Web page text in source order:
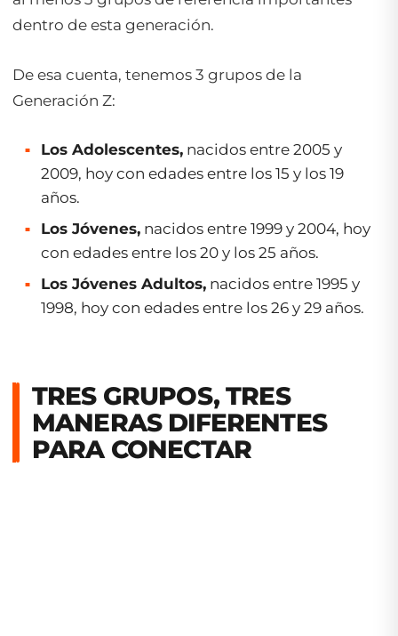
dentro de esta generación.
De esa cuenta, tenemos 3 grupos de la
Generación Z:
Los Adolescentes, nacidos entre 2005 y
2009, hoy con edades entre los 15 y los 19
años.
Los Jóvenes, nacidos entre 1999 y 2004, hoy
con edades entre los 20 y los 25 años.
Los Jóvenes Adultos, nacidos entre 1995 y
1998, hoy con edades entre los 26 y 29 años.
TRES GRUPOS, TRES
MANERAS DIFERENTES
PARA CONECTAR